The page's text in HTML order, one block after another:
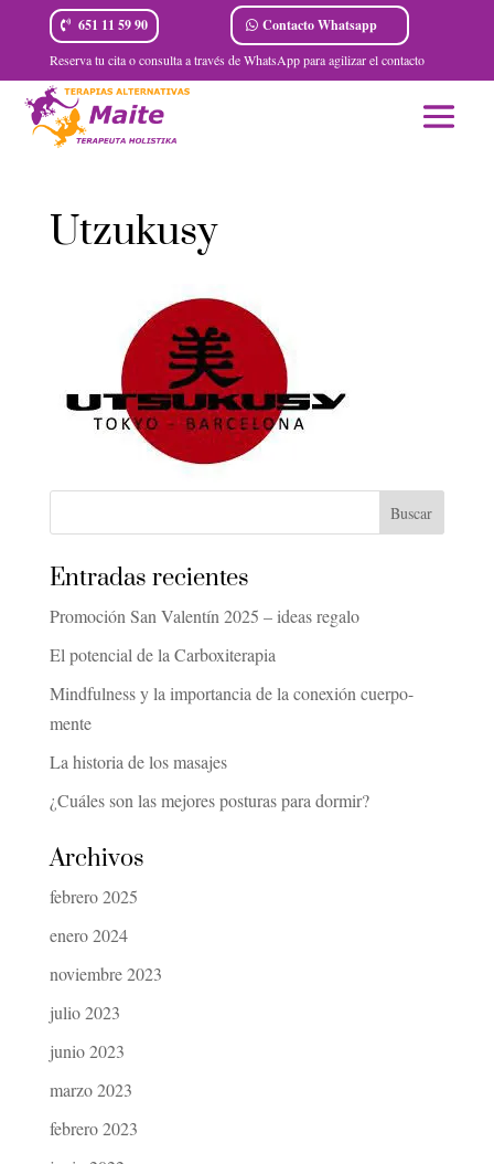
651 11 59 90 Contacto Whatsapp
Reserva tu cita o consulta a través de WhatsApp para agilizar el contacto
Utzukusy
Entradas recientes
Promoción San Valentín 2025 – ideas regalo
El potencial de la Carboxiterapia
Mindfulness y la importancia de la conexión cuerpo-
mente
La historia de los masajes
¿Cuáles son las mejores posturas para dormir?
Archivos
febrero 2025
enero 2024
noviembre 2023
julio 2023
junio 2023
marzo 2023
febrero 2023